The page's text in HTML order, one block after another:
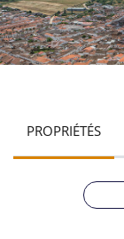
PROPRIÉTÉS